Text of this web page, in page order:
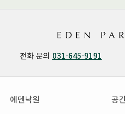
전화 문의 031-645-9191
에덴낙원 공